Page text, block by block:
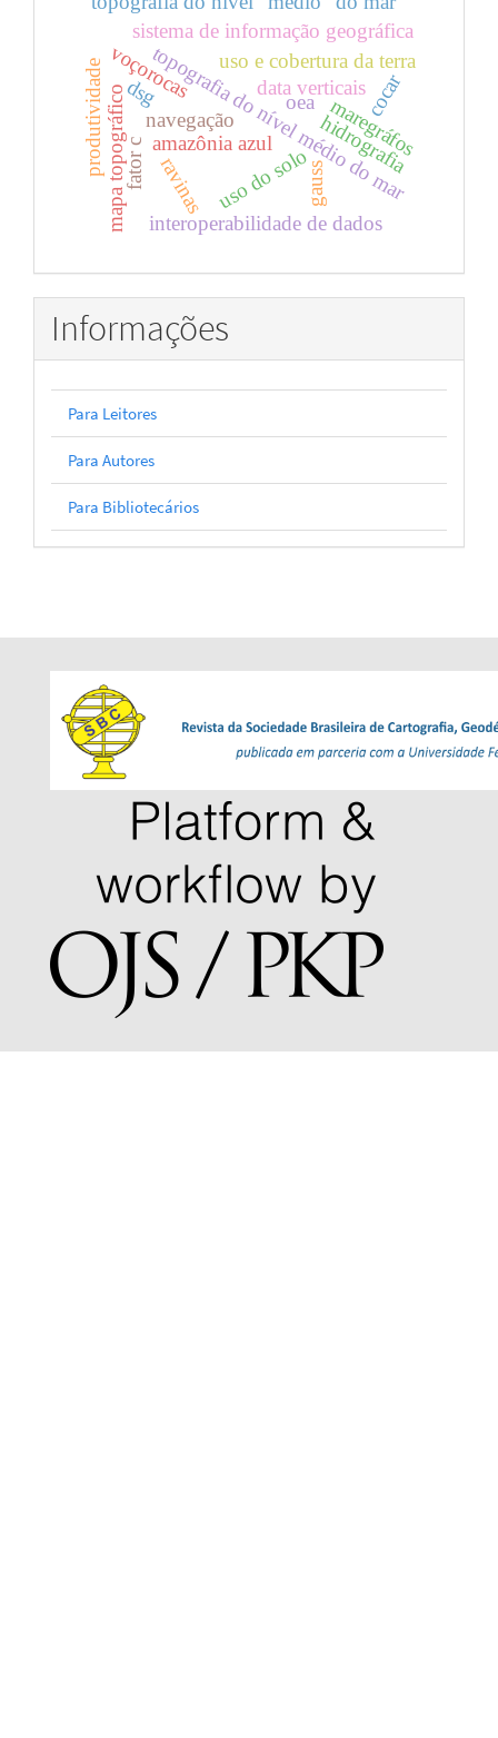
data verticais
topografia do nível médio do mar
amazônia azul
voçorocas
ravinas uso do solo
sistema de informação geográfica
interoperabilidade de dados
mapa topográfico
uso e cobertura da terra
maregráfos
hidrografia
navegação cocar
dsg
fator c gauss
produtividade oea
Informações
Para Leitores
Para Autores
Para Bibliotecários